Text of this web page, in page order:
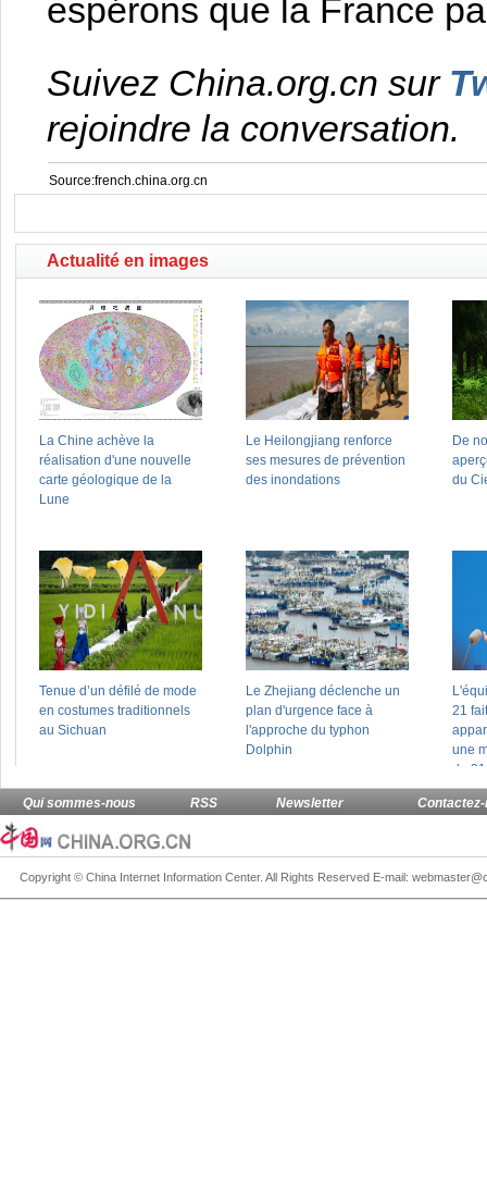
espérons que la France
Suivez China.org.cn sur
rejoindre la conversation.
Source:french.china.org.cn